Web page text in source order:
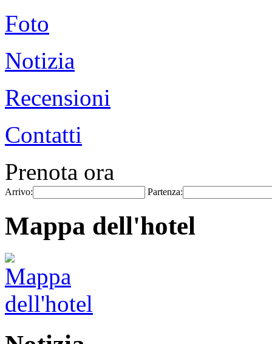
Foto
Notizia
Recensioni
Contatti
Prenota ora
Arrivo: Partenza:
Mappa dell'hotel